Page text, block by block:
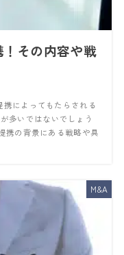
！その内容や戦
携によってもたらされる
多いではないでしょう
携の背景にある戦略や具
M&A